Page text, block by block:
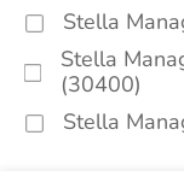
Stella
Stella
(30400)
Stella